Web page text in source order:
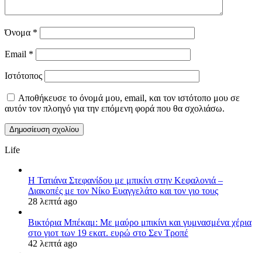
Όνομα *
Email *
Ιστότοπος
Αποθήκευσε το όνομά μου, email, και τον ιστότοπο μου σε
αυτόν τον πλοηγό για την επόμενη φορά που θα σχολιάσω.
Life
Η Τατιάνα Στεφανίδου με μπικίνι στην Κεφαλονιά –
Διακοπές με τον Νίκο Ευαγγελάτο και τον γιο τους
28 λεπτά ago
Βικτόρια Μπέκαμ: Με μαύρο μπικίνι και γυμνασμένα χέρια
στο γιοτ των 19 εκατ. ευρώ στο Σεν Τροπέ
42 λεπτά ago